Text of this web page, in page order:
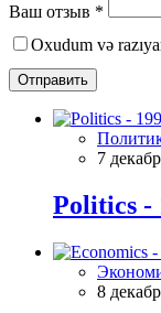
Ваш отзыв *
Oxudum və
Отправить
7
Politics -
8